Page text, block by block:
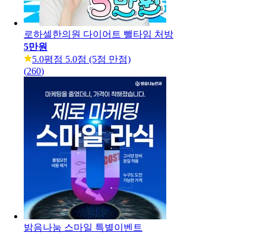
로하셀한의원 다이어트 뺄타임 처방
5만원
5.0평점 5.0점 (5점 만점)
(260)
밝음나눔 스마일 특별이벤트